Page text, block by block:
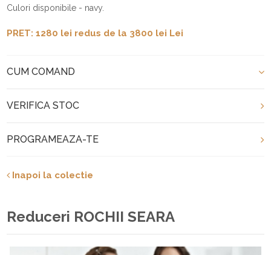
Culori disponibile - navy.
PRET: 1280 lei redus de la 3800 lei Lei
CUM COMAND
VERIFICA STOC
PROGRAMEAZA-TE
Inapoi la colectie
Reduceri ROCHII SEARA